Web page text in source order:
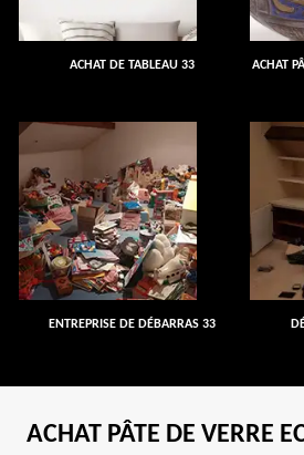
ACHAT DE TABLEAU 33
ACHAT
ENTREPRISE DE DÉBARRAS 33
ACHAT PÂTE DE VERRE